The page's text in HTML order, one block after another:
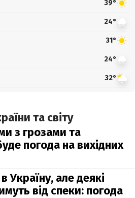
39°
24°
31°
24°
32°
та світу
з грозами та
погода на вихідних
Україну, але деякі
від спеки: погода